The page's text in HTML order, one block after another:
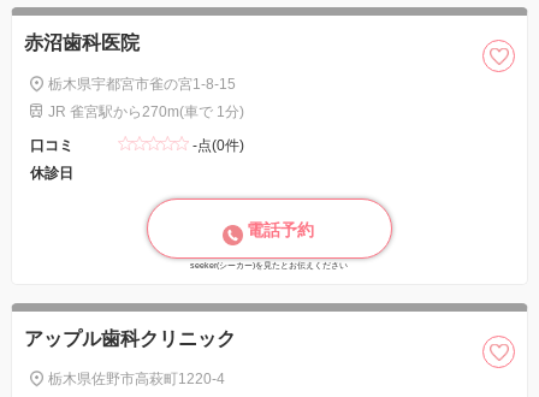
赤沼歯科医院
栃木県宇都宮市雀の宮1-8-15
JR 雀宮駅から270m(車で 1分)
口コミ
-点(0件)
休診日
電話予約
seeker(シーカー)を見たとお伝えください
アップル歯科クリニック
栃木県佐野市高萩町1220-4